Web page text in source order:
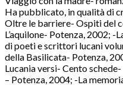
Ha pubblicato, in qualità di
Oltre le barriere- Ospiti del
L’aquilone- Potenza, 2002;
di poeti e scrittori lucani
della Basilicata- Potenza,
Lucania versi- Cento
– Potenza, 2004; -La